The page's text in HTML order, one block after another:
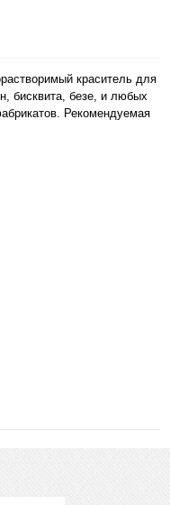
краситель для
бисквита, безе, и любых
Рекомендуемая